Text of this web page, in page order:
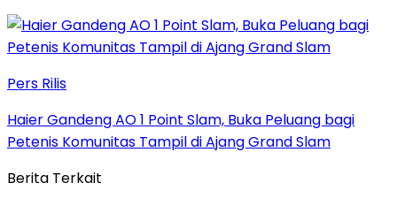
Pers Rilis
Haier Gandeng AO 1 Point Slam, Buka Peluang bagi
Petenis Komunitas Tampil di Ajang Grand Slam
Berita Terkait